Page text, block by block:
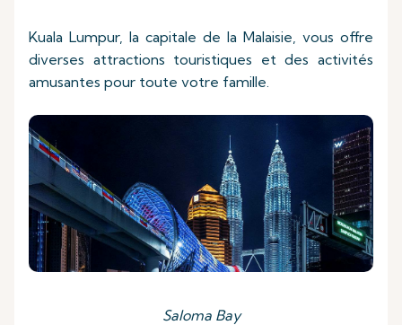
Kuala Lumpur, la capitale de la Malaisie, vous offre
diverses attractions touristiques et des activités
amusantes pour toute votre famille.
Saloma Bay